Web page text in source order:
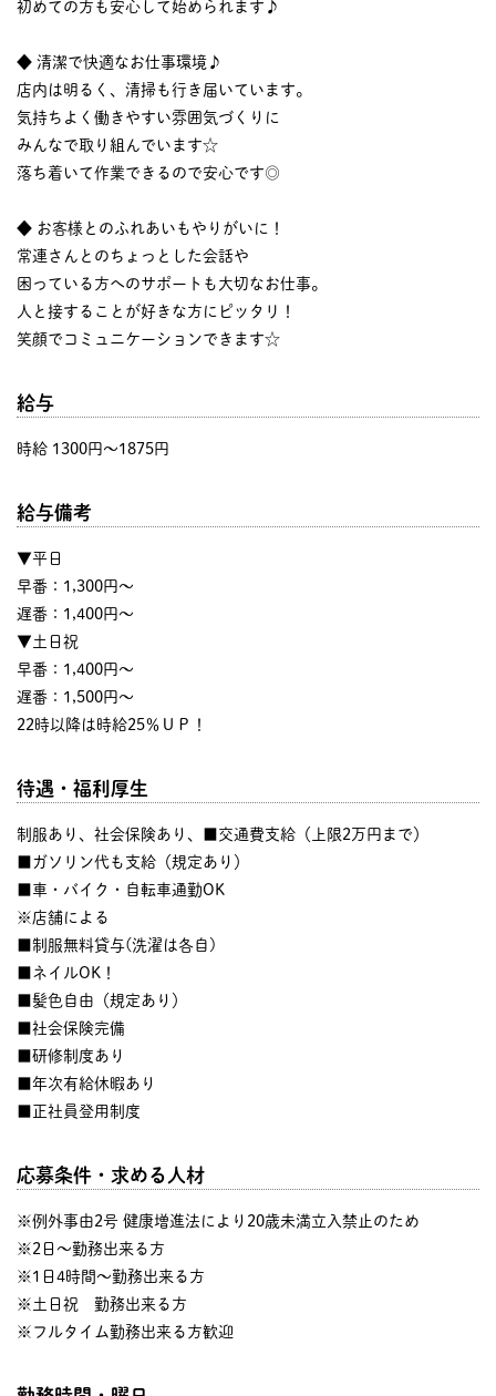
初めての方も安心して始められます♪
◆ 清潔で快適なお仕事環境♪
店内は明るく、清掃も行き届いています。
気持ちよく働きやすい雰囲気づくりに
みんなで取り組んでいます☆
落ち着いて作業できるので安心です◎
◆ お客様とのふれあいもやりがいに！
常連さんとのちょっとした会話や
困っている方へのサポートも大切なお仕事。
人と接することが好きな方にピッタリ！
笑顔でコミュニケーションできます☆
給与
時給 1300円〜1875円
給与備考
▼平日
早番：1,300円〜
遅番：1,400円～
▼土日祝
早番：1,400円〜
遅番：1,500円～
22時以降は時給25％ＵＰ！
待遇・福利厚生
制服あり、社会保険あり、■交通費支給（上限2万円まで）
■ガソリン代も支給（規定あり）
■車・バイク・自転車通勤OK
※店舗による
■制服無料貸与(洗濯は各自)
■ネイルOK！
■髪色自由（規定あり）
■社会保険完備
■研修制度あり
■年次有給休暇あり
■正社員登用制度
応募条件・求める人材
※例外事由2号 健康増進法により20歳未満立入禁止のため
※2日～勤務出来る方
※1日4時間～勤務出来る方
※土日祝 勤務出来る方
※フルタイム勤務出来る方歓迎